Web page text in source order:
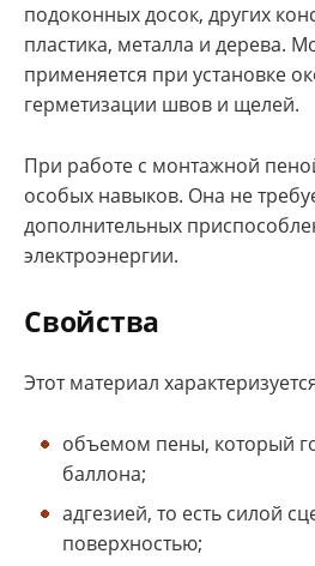
подоконных досок, других
пластика, металла и дерева.
применяется при установке
герметизации швов и щелей.
При работе с монтажной
особых навыков. Она не
дополнительных
электроэнергии.
Свойства
Этот материал
объемом пены, который
баллона;
адгезией, то есть силой
поверхностью;